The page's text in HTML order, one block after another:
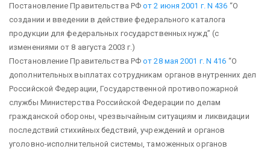
Постановление Правительства РФот 2 июня 2001 г. N 436 “О
создании и введении в действие федерального каталога
продукции для федеральных государственных нужд” (с
изменениями от 8 августа 2003 г.)
Постановление Правительства РФот 28 мая 2001 г. N 416 “О
дополнительных выплатах сотрудникам органов внутренних дел
Российской Федерации, Государственной противопожарной
службы Министерства Российской Федерации по делам
гражданской обороны, чрезвычайным ситуациям и ликвидации
последствий стихийных бедствий, учреждений и органов
уголовно-исполнительной системы, таможенных органов